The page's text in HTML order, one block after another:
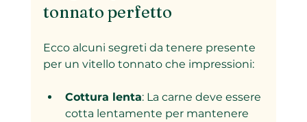
tonnato perfetto
Ecco alcuni segreti da tenere presente
per un vitello tonnato che impressioni:
Cottura lenta: La carne deve essere
cotta lentamente per mantenere